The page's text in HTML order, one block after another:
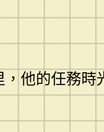
他的任務時